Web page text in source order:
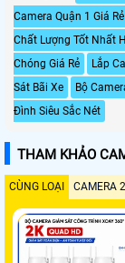
Camera Quận 1 Giá Rẻ
Chất Lượng Tốt Nhất
Chóng Giá Rẻ
Lắp
Sát Bãi Xe
Bộ
Đình Siêu Sắc Nét
THAM KHẢO
CÙNG LOẠI CAMERA